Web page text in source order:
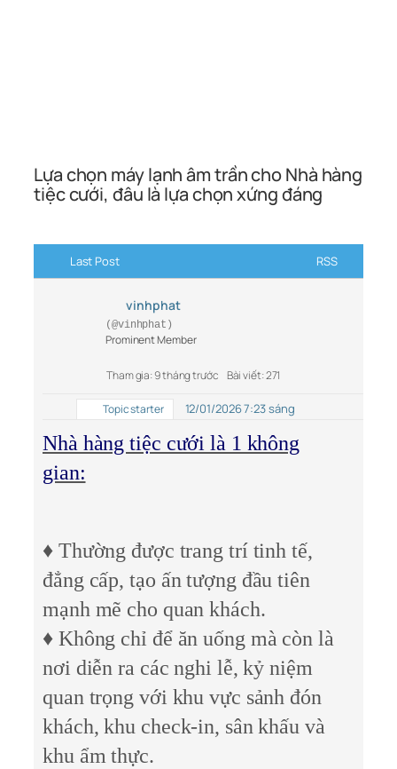
Lựa chọn máy lạnh âm trần cho Nhà hàng
tiệc cưới, đâu là lựa chọn xứng đáng
Last Post RSS
vinhphat
(@vinhphat)
Prominent Member
Tham gia: 9 tháng trước Bài viết: 271
Topic starter 12/01/2026 7:23 sáng
Nhà hàng tiệc cưới là 1 không
gian:
♦ Thường được trang trí tinh tế,
đẳng cấp, tạo ấn tượng đầu tiên
mạnh mẽ cho quan khách.
♦ Không chỉ để ăn uống mà còn là
nơi diễn ra các nghi lễ, kỷ niệm
quan trọng với khu vực sảnh đón
khách, khu check-in, sân khấu và
khu ẩm thực.